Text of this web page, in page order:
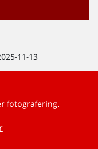
11-13
fotografering.